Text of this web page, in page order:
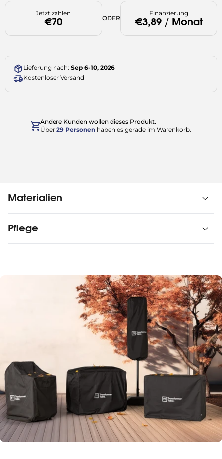
Jetzt zahlen
€70 ODER
Finanzierung
€3,89 / Monat
Lieferung nach: Sep 6-10, 2026
Kostenloser Versand
Andere Kunden wollen dieses Produkt.
Über 29 Personen haben es gerade im Warenkorb.
Materialien
Pflege